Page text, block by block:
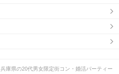
兵庫県の20代男女限定街コン・婚活パーティー